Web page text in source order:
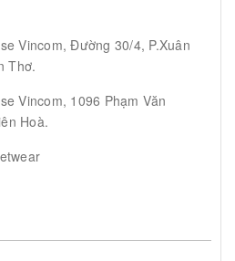
Vincom, Đường 30/4, P.Xuân
Thơ.
Vincom, 1096 Phạm Văn
Hoà.